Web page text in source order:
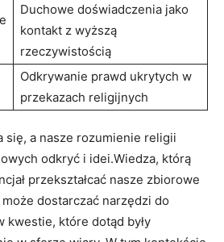
Duchowe doświadczenia⁤ jako
kontakt z wyższą
rzeczywistością
Odkrywanie prawd ukrytych​ w
przekazach religijnych
się, ⁣a nasze rozumienie religii‌
odkryć i idei.Wiedza,⁤ którą
przekształcać nasze zbiorowe
dostarczać narzędzi‍ do
kwestie, które dotąd były